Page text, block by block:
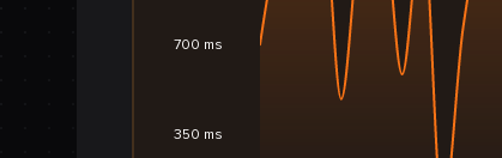
350 ms
700 ms